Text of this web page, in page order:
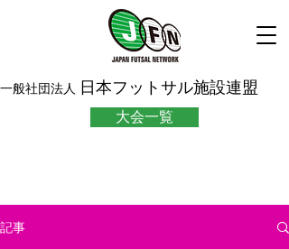
一般社団法人 日本フットサル施設連盟
大会一覧
記事